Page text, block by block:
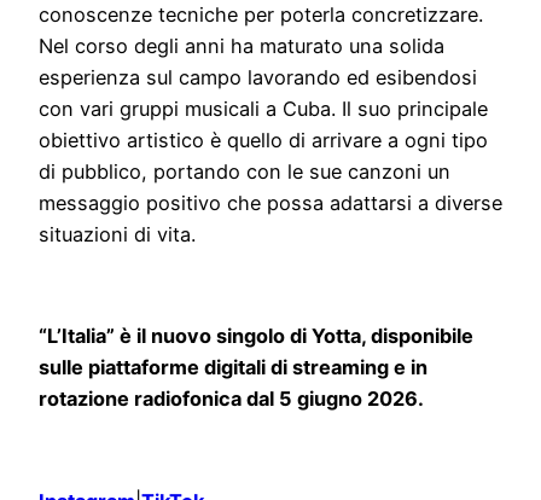
conoscenze tecniche per poterla concretizzare.
Nel corso degli anni ha maturato una solida
esperienza sul campo lavorando ed esibendosi
con vari gruppi musicali a Cuba. Il suo principale
obiettivo artistico è quello di arrivare a ogni tipo
di pubblico, portando con le sue canzoni un
messaggio positivo che possa adattarsi a diverse
situazioni di vita.
“L’Italia” è il nuovo singolo di Yotta, disponibile
sulle piattaforme digitali di streaming e in
rotazione radiofonica dal 5 giugno 2026.